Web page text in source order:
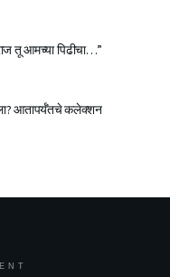
तू आमच्या पिढीचा…”
आतापर्यँतचे कलेक्शन